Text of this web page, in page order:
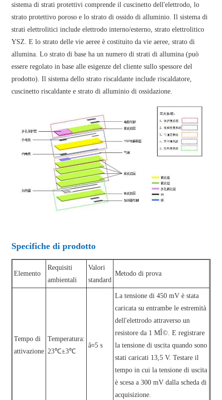
sistema di strati protettivi comprende il cuscinetto dell'elettrodo, lo
strato protettivo poroso e lo strato di ossido di alluminio. Il sistema di
strati elettrolitici include elettrodo interno/esterno, strato elettrolitico
YSZ. E lo strato delle vie aeree è costituito da vie aeree, strato di
allumina. Lo strato di base ha un numero di strati di allumina (può
essere regolato in base alle esigenze del cliente sullo spessore del
prodotto). Il sistema dello strato riscaldante include riscaldatore,
cuscinetto riscaldante e strato di alluminio di ossidazione.
Specifiche di prodotto
Elemento
Requisiti
ambientali
Valori
standard
Metodo di prova
Tempo di
attivazione
Temperatura:
23℃±3℃
â¤5 s
La tensione di 450 mV è stata
caricata su entrambe le estremità
dell'elettrodo attraverso un
resistore da 1 MÎ©. E registrare
la tensione di uscita quando sono
stati caricati 13,5 V. Testare il
tempo in cui la tensione di uscita
è scesa a 300 mV dalla scheda di
acquisizione.